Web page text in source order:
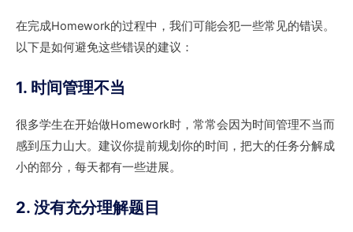
在完成Homework的过程中，我们可能会犯一些常见的错误。
以下是如何避免这些错误的建议：
1. 时间管理不当
很多学生在开始做Homework时，常常会因为时间管理不当而
感到压力山大。建议你提前规划你的时间，把大的任务分解成
小的部分，每天都有一些进展。
2. 没有充分理解题目